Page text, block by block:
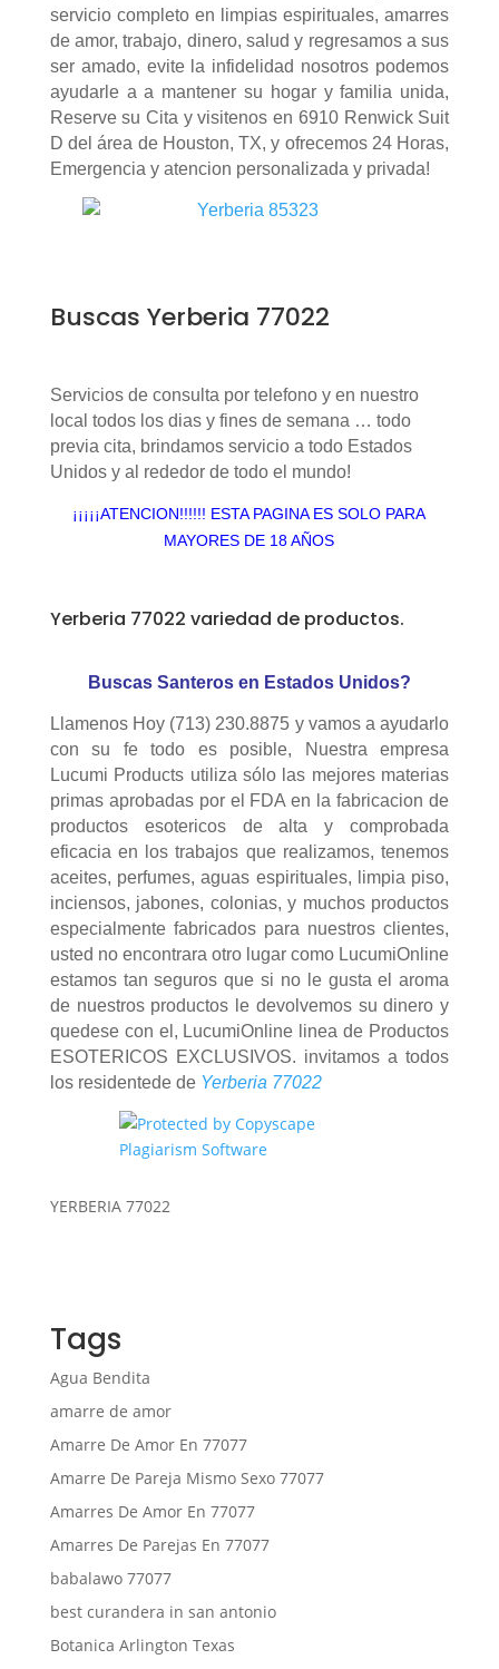
servicio completo en limpias espirituales, amarres
de amor, trabajo, dinero, salud y regresamos a sus
ser amado, evite la infidelidad nosotros podemos
ayudarle a a mantener su hogar y familia unida,
Reserve su Cita y visitenos en 6910 Renwick Suit
D del área de Houston, TX, y ofrecemos 24 Horas,
Emergencia y atencion personalizada y privada!
Buscas Yerberia 77022
Servicios de consulta por telefono y en nuestro
local todos los dias y fines de semana … todo
previa cita, brindamos servicio a todo Estados
Unidos y al rededor de todo el mundo!
¡¡¡¡¡ATENCION!!!!!! ESTA PAGINA ES SOLO PARA
MAYORES DE 18 AÑOS
Yerberia 77022 variedad de productos.
Buscas Santeros en Estados Unidos?
Llamenos Hoy (713) 230.8875 y vamos a ayudarlo
con su fe todo es posible, Nuestra empresa
Lucumi Products utiliza sólo las mejores materias
primas aprobadas por el FDA en la fabricacion de
productos esotericos de alta y comprobada
eficacia en los trabajos que realizamos, tenemos
aceites, perfumes, aguas espirituales, limpia piso,
inciensos, jabones, colonias, y muchos productos
especialmente fabricados para nuestros clientes,
usted no encontrara otro lugar como LucumiOnline
estamos tan seguros que si no le gusta el aroma
de nuestros productos le devolvemos su dinero y
quedese con el, LucumiOnline linea de Productos
ESOTERICOS EXCLUSIVOS. invitamos a todos
los residentede de Yerberia 77022
YERBERIA 77022
Tags
Agua Bendita
amarre de amor
Amarre De Amor En 77077
Amarre De Pareja Mismo Sexo 77077
Amarres De Amor En 77077
Amarres De Parejas En 77077
babalawo 77077
best curandera in san antonio
Botanica Arlington Texas